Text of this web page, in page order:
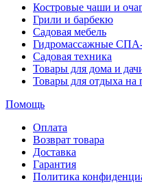
Костровые чаши и
Грили и барбекю
Садовая мебель
Гидромассажные
Садовая техника
Товары для дома и
Товары для отдыха на
Помощь
Оплата
Возврат товара
Доставка
Гарантия
Политика